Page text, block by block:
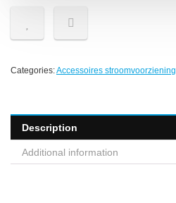
Categories:Accessoires stroomvoorziening
Description
Additional information